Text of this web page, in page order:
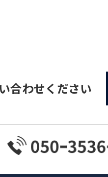
合わせください